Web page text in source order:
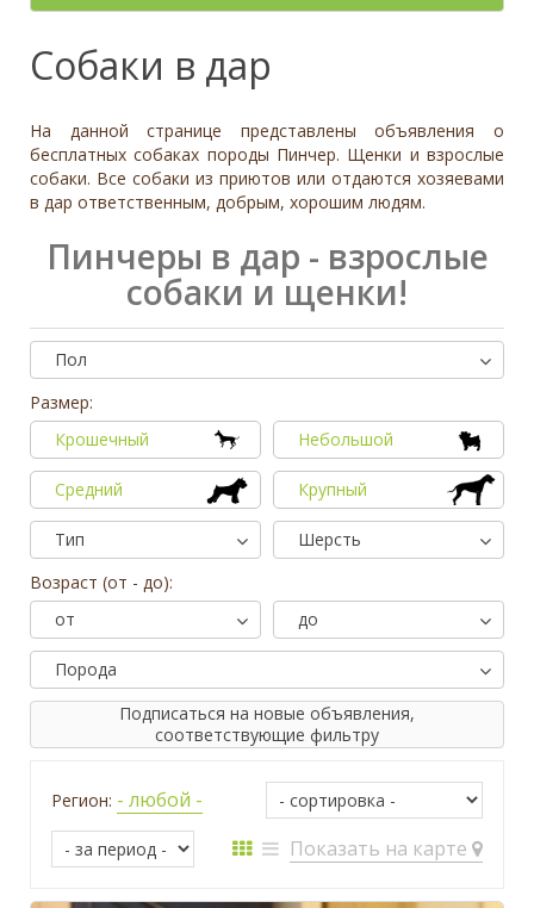
Средний Крупный
Тип
Семейная
Охотничья
Палевый
Серый
Дополнительные цвета
Черный
Белый
Коричневый
Палевый
Вес (кг)
0 3 6 10 13 32 51 58 64 77
Нет
Отношение к детям
Равнодушное
Отношение к кошкам
Доброжелательное
Равнодушное
Отношение к собакам
Равнодушное
Может проявить агрессию
- неважно -
Приучен к поводку
- неважно -
Дрессировка
Нет
- неважно -
Необычный окрас
Отдаётся в
- не уточнено -
Собаки в дар
На данной странице представлены объявления о
бесплатных собаках породы Пинчер. Щенки и взрослые
собаки. Все собаки из приютов или отдаются хозяевами
в дар ответственным, добрым, хорошим людям.
Пинчеры в дар - взрослые
собаки и щенки!
Пол
Размер:
Крошечный
Небольшой
Средний Крупный
Тип
Шерсть
Возраст (от - до):
от
до
Порода
Подписаться на новые объявления,
соответствующие фильтру
Регион: - любой -
Показать на карте